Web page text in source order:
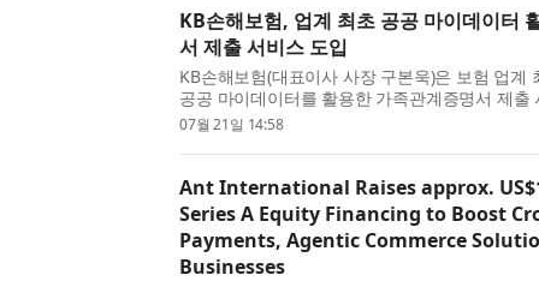
KB손해보험, 업계 최초 공공 마이데이터
서 제출 서비스 도입
KB손해보험(대표이사 사장 구본욱)은 보험 업계
공공 마이데이터를 활용한 가족관계증명서 제출
고 21일 밝혔다. 이에 따라 고객은 가족관계 확
07월 21일 14:58
Ant International Raises approx.
Series A Equity Financing to Boost
Payments, Agentic Commerce
Businesses